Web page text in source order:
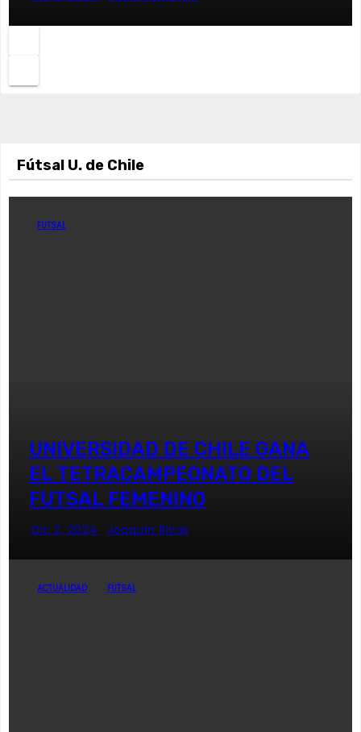
Fútsal U. de Chile
FUTSAL
UNIVERSIDAD DE CHILE GANA
EL TETRACAMPEONATO DEL
FUTSAL FEMENINO
Dic 2, 2024 Joaquín Rivas
ACTUALIDAD FUTSAL